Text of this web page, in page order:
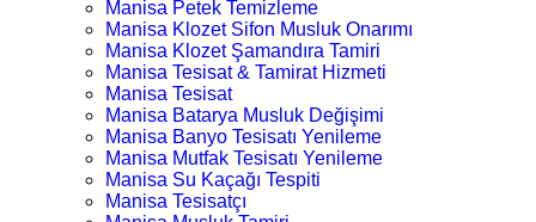
Manisa Petek Temizleme
Manisa Klozet Sifon Musluk Onarımı
Manisa Klozet Şamandıra Tamiri
Manisa Tesisat & Tamirat Hizmeti
Manisa Tesisat
Manisa Batarya Musluk Değişimi
Manisa Banyo Tesisatı Yenileme
Manisa Mutfak Tesisatı Yenileme
Manisa Su Kaçağı Tespiti
Manisa Tesisatçı